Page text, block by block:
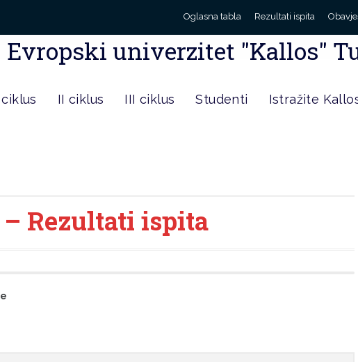
Oglasna tabla Rezultati ispita
Evropski univerzitet "Kallos"
ciklus II ciklus III ciklus Studenti Istražite
– Rezultati ispita